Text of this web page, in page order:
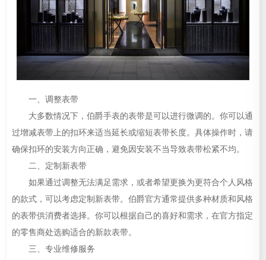
一、调整表带
大多数情况下，伯爵手表的表带是可以进行微调的。你可以通
过增减表带上的扣环来适当延长或缩短表带长度。具体操作时，请
确保扣环的安装方向正确，避免因安装不当导致表带松紧不均。
二、定制新表带
如果通过调整无法满足需求，或者希望更换为更符合个人风格
的款式，可以考虑定制新表带。伯爵官方通常提供多种材质和风格
的表带供消费者选择。你可以根据自己的喜好和需求，在官方指定
的零售商处选购适合的新款表带。
三、专业维修服务